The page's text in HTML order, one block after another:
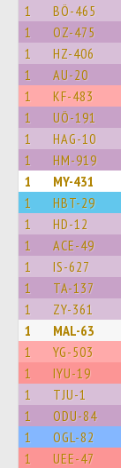
1 BÖ-465
1 OZ-475
1 HZ-406
1 AU-20
1 KF-483
1 UÖ-191
1 HAG-10
1 HM-919
1 MY-431
1 HBT-29
1 HD-12
1 ACE-49
1 IS-627
1 TA-137
1 ZY-361
1 MAL-63
1 YG-503
1 IYU-19
1 TJU-1
1 ODU-84
1 OGL-82
1 UEE-47